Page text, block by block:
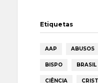
Etiquetas
AAP ABUSOS
BISPO BRASIL
CIÊNCIA